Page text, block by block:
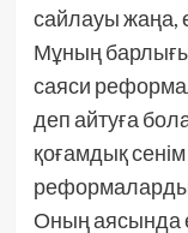
сайлауы жаңа,
Мұның барлығы
саяси
деп айтуға
қоғамдық
Оның аясында